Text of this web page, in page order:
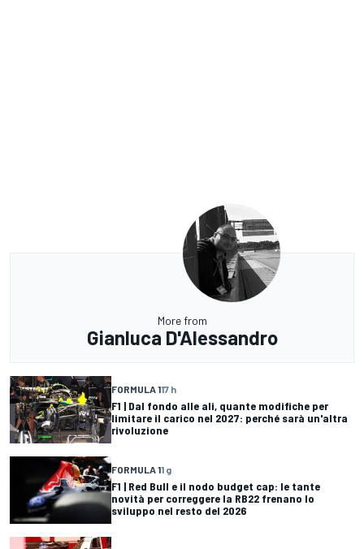
More from
Gianluca D'Alessandro
FORMULA 117 h
F1 | Dal fondo alle ali, quante modifiche per
limitare il carico nel 2027: perché sarà un'altra
rivoluzione
FORMULA 11 g
F1 | Red Bull e il nodo budget cap: le tante
novità per correggere la RB22 frenano lo
sviluppo nel resto del 2026